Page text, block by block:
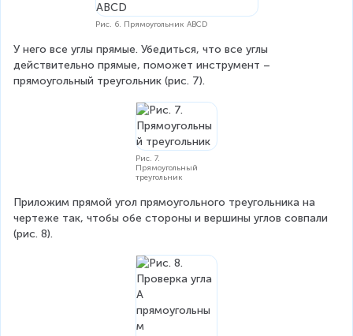
Рис. 6. Прямоугольник ABCD
У него все углы прямые. Убедиться, что все углы
действительно прямые, поможет инструмент –
прямоугольный треугольник (рис. 7).
Рис. 7.
Прямоугольный
треугольник
Приложим прямой угол прямоугольного треугольника на
чертеже так, чтобы обе стороны и вершины углов совпали
(рис. 8).